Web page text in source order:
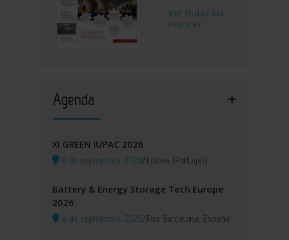
Ver todas las
revistas
Agenda
XI GREEN IUPAC 2026
8 de septiembre, 2026/Lisboa (Portugal)
Battery & Energy Storage Tech Europe
2026
8 de septiembre, 2026/Fira Barcelona, España